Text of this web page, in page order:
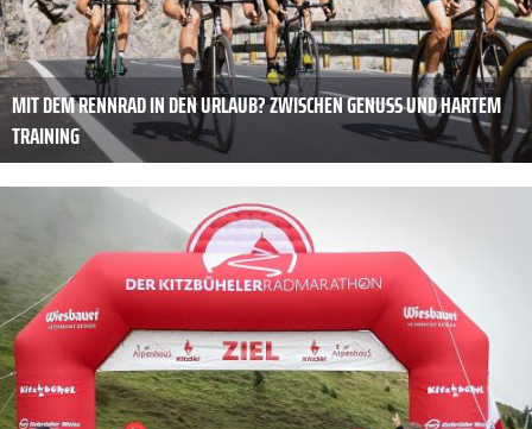
MIT DEM RENNRAD IN DEN URLAUB? ZWISCHEN GENUSS UND HARTEM
TRAINING